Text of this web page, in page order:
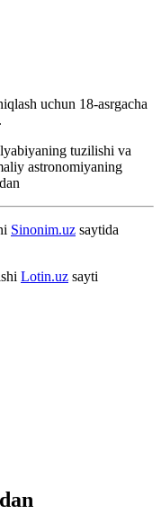
uchun 18-asrgacha
tuzilishi va
astronomiyaning
Sinonim.uz saytida
Lotin.uz sayti